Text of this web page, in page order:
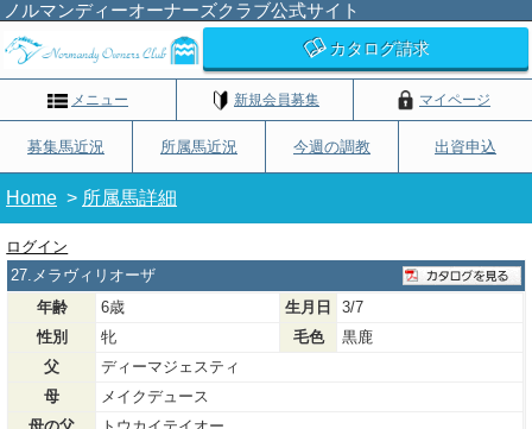
ノルマンディーオーナーズクラブ公式サイト
カタログ請求
メニュー 新規会員募集 マイページ
募集馬近況 所属馬近況 今週の調教 出資申込
Home > 所属馬詳細
ログイン
27.メラヴィリオーザ
年齢
6歳 生月日
3/7
性別
牝 毛色
黒鹿
父
ディーマジェスティ
母
メイクデュース